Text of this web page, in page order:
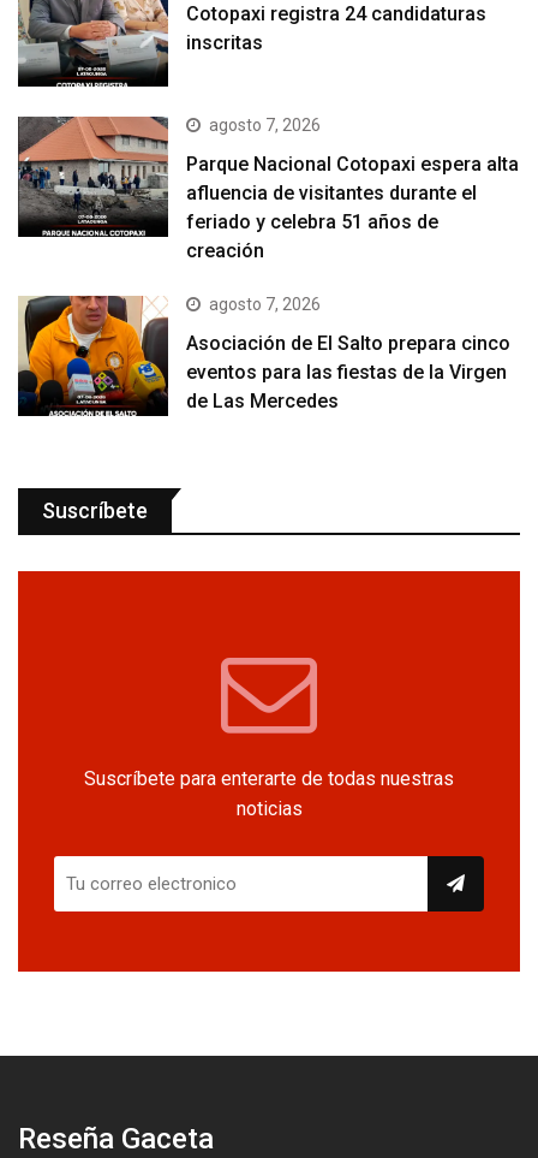
Cotopaxi registra 24 candidaturas
inscritas
agosto 7, 2026
Parque Nacional Cotopaxi espera alta
afluencia de visitantes durante el
feriado y celebra 51 años de
creación
agosto 7, 2026
Asociación de El Salto prepara cinco
eventos para las fiestas de la Virgen
de Las Mercedes
Suscríbete
Suscríbete para enterarte de todas nuestras
noticias
Reseña Gaceta